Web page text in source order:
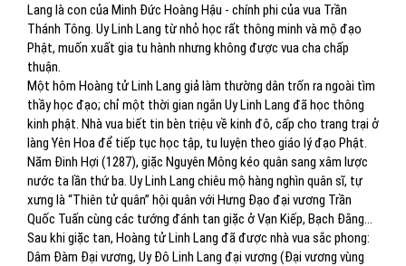
Lang là con của Minh Đức Hoàng Hậu - chính phi của vua Trần
Thánh Tông. Uy Linh Lang từ nhỏ học rất thông minh và mộ đạo
Phật, muốn xuất gia tu hành nhưng không được vua cha chấp
thuận.
Một hôm Hoàng tử Linh Lang giả làm thường dân trốn ra ngoài tìm
thầy học đạo; chỉ một thời gian ngắn Uy Linh Lang đã học thông
kinh phật. Nhà vua biết tin bèn triệu về kinh đô, cấp cho trang trại ở
làng Yên Hoa để tiếp tục học tập, tu luyện theo giáo lý đạo Phật.
Năm Đinh Hợi (1287), giặc Nguyên Mông kéo quân sang xâm lược
nước ta lần thứ ba. Uy Linh Lang chiêu mộ hàng nghìn quân sĩ, tự
xưng là “Thiên tử quân” hội quân với Hưng Đạo đại vương Trần
Quốc Tuấn cùng các tướng đánh tan giặc ở Vạn Kiếp, Bạch Đằng…
Sau khi giặc tan, Hoàng tử Linh Lang đã được nhà vua sắc phong:
Dâm Đàm Đại vương, Uy Đô Linh Lang đại vương (Đại vương vùng